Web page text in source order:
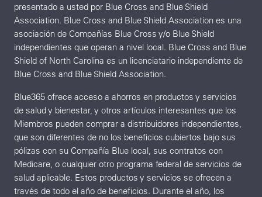
presentado a usted por Blue Cross and Blue Shield
Association. Blue Cross and Blue Shield Association es una
asociación de Compañías Blue Cross y/o Blue Shield
independientes que operan a nivel local. Blue Cross and Blue
Shield of North Carolina es un licenciatario independiente de
Blue Cross and Blue Shield Association.
Blue365 ofrece acceso a ahorros en productos y servicios
de salud y bienestar, y otros artículos interesantes que los
Miembros pueden comprar a distribuidores independientes,
que son diferentes de no los beneficios cubiertos bajo sus
pólizas con su Compañía Blue local, sus contratos con
Medicare, o cualquier otro programa federal de servicios de
salud aplicable. Estos productos y servicios se ofrecen a
través de todo el año de beneficios. Durante el año, los